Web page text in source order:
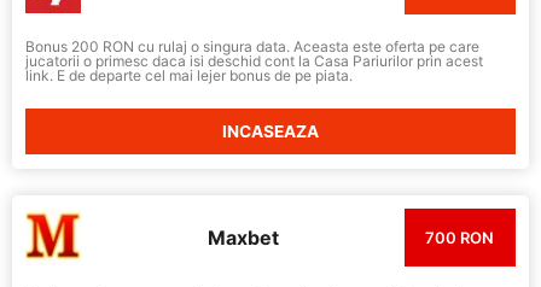
Bonus 200 RON cu rulaj o singura data. Aceasta este oferta pe care
jucatorii o primesc daca isi deschid cont la Casa Pariurilor prin acest
link. E de departe cel mai lejer bonus de pe piata.
INCASEAZA
Maxbet 700 RON